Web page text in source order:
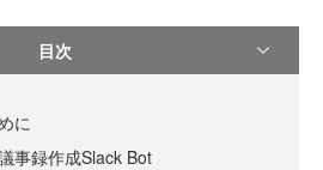
目次
に
事録作成Slack Bot